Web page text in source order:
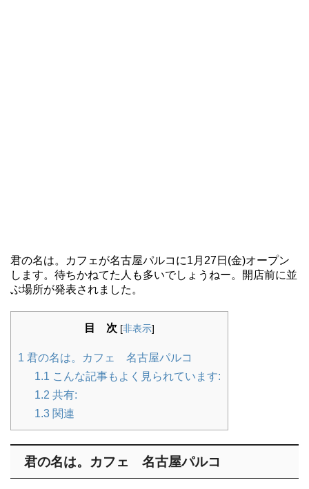
君の名は。カフェが名古屋パルコに1月27日(金)オープン
します。待ちかねてた人も多いでしょうねー。開店前に並
ぶ場所が発表されました。
目 次 [非表示]
1 君の名は。カフェ 名古屋パルコ
1.1 こんな記事もよく見られています:
1.2 共有:
1.3 関連
君の名は。カフェ 名古屋パルコ